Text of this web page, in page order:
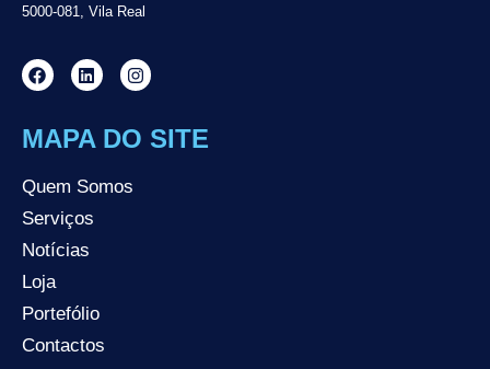
5000-081, Vila Real
MAPA DO SITE
Quem Somos
Serviços
Notícias
Loja
Portefólio
Contactos